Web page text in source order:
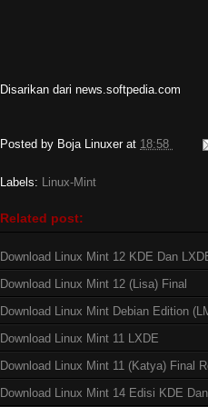
Disarikan dari news.softpedia.com
Posted by Boja Linuxer at 18:58
Labels: Linux-Mint
Related post:
Download Linux Mint 12 KDE Dan
Download Linux Mint 12 (Lisa) Final
Download Linux Mint Debian Edition
Download Linux Mint 11 LXDE
Download Linux Mint 11 (Katya) Final
Download Linux Mint 14 Edisi KDE